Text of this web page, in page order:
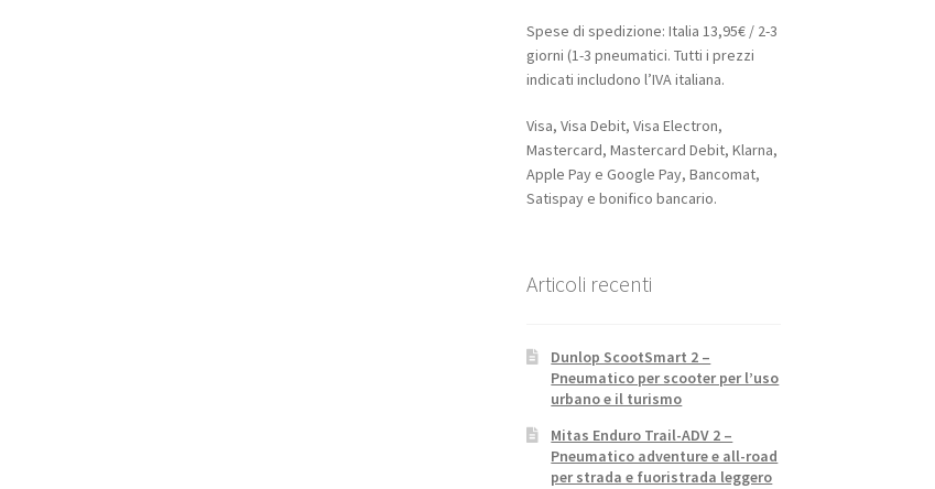
Spese di spedizione: Italia 13,95€ / 2-3
giorni (1-3 pneumatici. Tutti i prezzi
indicati includono l’IVA italiana.
Visa, Visa Debit, Visa Electron,
Mastercard, Mastercard Debit, Klarna,
Apple Pay e Google Pay, Bancomat,
Satispay e bonifico bancario.
Articoli recenti
Dunlop ScootSmart 2 –
Pneumatico per scooter per l’uso
urbano e il turismo
Mitas Enduro Trail-ADV 2 –
Pneumatico adventure e all-road
per strada e fuoristrada leggero